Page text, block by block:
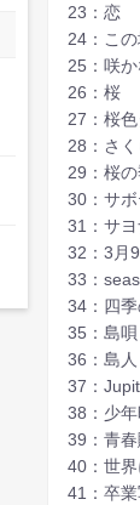
23：恋
24：こ
25：咲
26：桜
27：桜
28：さく
29：桜
30：サ
31：サ
32：3月
33：
34：四
35：島唄
36：島
37：
38：少
39：青
40：世
41：卒